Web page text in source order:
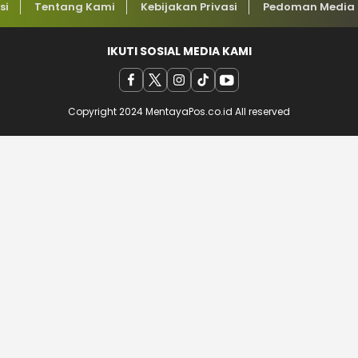
Tentang Kami Kebijakan Privasi Pedoman Media
IKUTI SOSIAL MEDIA KAMI
Copyright 2024 MentayaPos.co.id All reserved